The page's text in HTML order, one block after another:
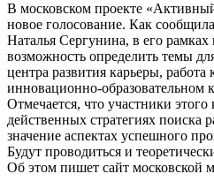
В московском проекте
новое голосование. Как
Наталья Сергунина, в его
возможность определить темы
центра развития карьеры, работа
инновационно-образовательном
Отмечается, что участники этого
действенных стратегиях
значение аспектах успешного
Будут проводиться и
Об этом пишет сайт московской